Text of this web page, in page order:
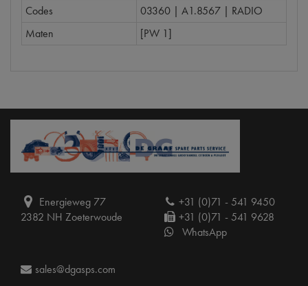
Codes
03360 | A1.8567 | RADIO
Maten
[PW 1]
Energieweg 77
2382 NH Zoeterwoude
+31 (0)71 - 541 9450
+31 (0)71 - 541 9628
WhatsApp
sales@dgasps.com